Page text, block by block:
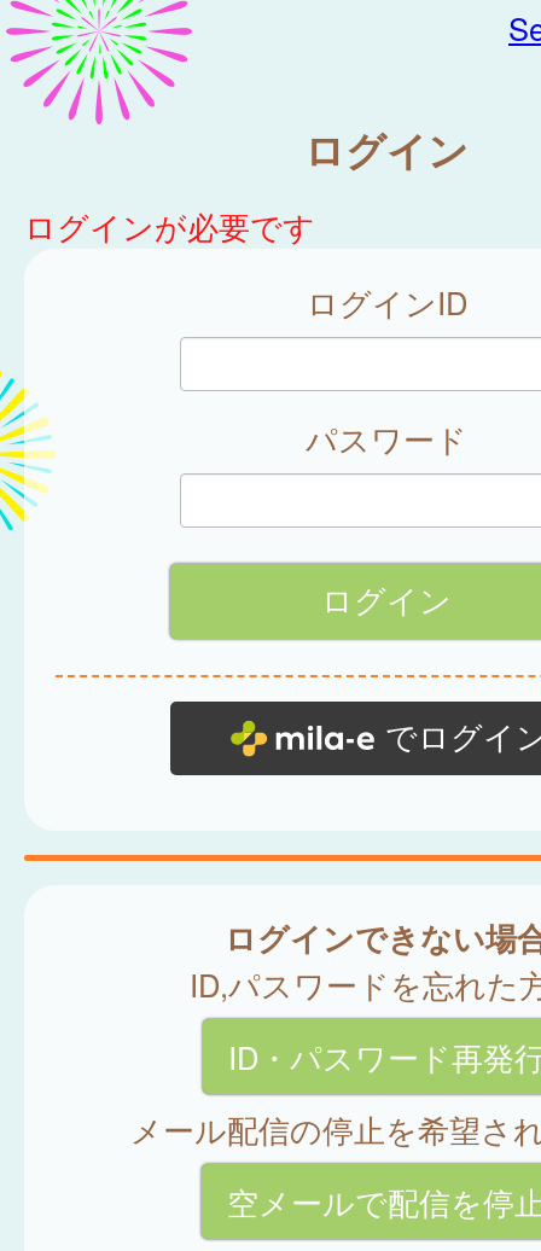
ログイン
ログインが必要です
ログインID
パスワード
でログイ
ログインできない場
ID,パスワードを忘れた
ID・パスワード再発
メール配信の停止を希望さ
空メールで配信を停